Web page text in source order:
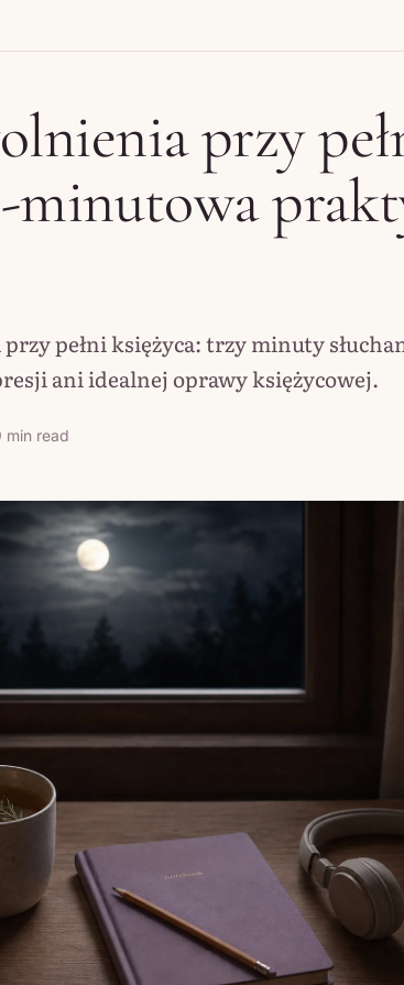
przy
minutowa
pełni księżyca: trzy minuty
ani idealnej oprawy księżycowej.
min read